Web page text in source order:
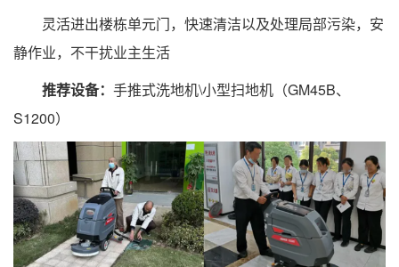
灵活进出楼栋单元门，快速清洁以及处理局部污染，安
静作业，不干扰业主生活
推荐设备： 手推式洗地机\小型扫地机（GM45B、
S1200）